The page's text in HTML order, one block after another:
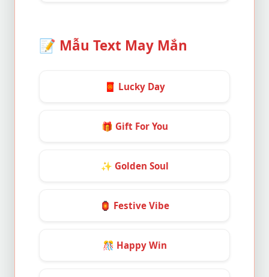
📝 Mẫu Text May Mắn
🧧 Lucky Day
🎁 Gift For You
✨ Golden Soul
🏮 Festive Vibe
🎊 Happy Win